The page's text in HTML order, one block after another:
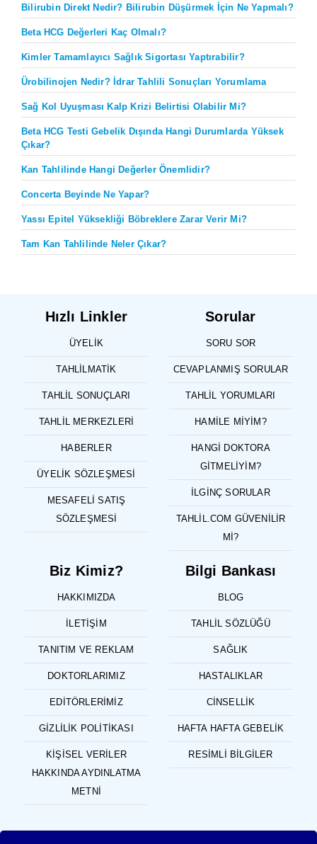
Bilirubin Direkt Nedir? Bilirubin Düşürmek İçin Ne Yapmalı?
Beta HCG Değerleri Kaç Olmalı?
Kimler Tamamlayıcı Sağlık Sigortası Yaptırabilir?
Ürobilinojen Nedir? İdrar Tahlili Sonuçları Yorumlama
Sağ Kol Uyuşması Kalp Krizi Belirtisi Olabilir Mi?
Beta HCG Testi Gebelik Dışında Hangi Durumlarda Yüksek
Çıkar?
Kan Tahlilinde Hangi Değerler Önemlidir?
Concerta Beyinde Ne Yapar?
Yassı Epitel Yüksekliği Böbreklere Zarar Verir Mi?
Tam Kan Tahlilinde Neler Çıkar?
Hızlı Linkler
ÜYELIK
TAHLILMATIK
TAHLIL SONUÇLARI
TAHLIL MERKEZLERI
HABERLER
ÜYELIK SÖZLEŞMESI
MESAFELI SATIŞ
SÖZLEŞMESI
Sorular
SORU SOR
CEVAPLANMIŞ SORULAR
TAHLIL YORUMLARI
HAMILE MIYIM?
HANGI DOKTORA
GITMELIYIM?
İLGINÇ SORULAR
TAHLIL.COM GÜVENILIR
MI?
Biz Kimiz?
HAKKIMIZDA
İLETIŞIM
TANITIM VE REKLAM
DOKTORLARIMIZ
EDITÖRLERIMIZ
GIZLILIK POLITIKASI
KIŞISEL VERILER
HAKKINDA AYDINLATMA
METNI
Bilgi Bankası
BLOG
TAHLIL SÖZLÜĞÜ
SAĞLIK
HASTALIKLAR
CINSELLIK
HAFTA HAFTA GEBELIK
RESIMLI BILGILER